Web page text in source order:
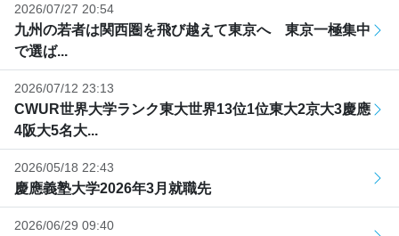
2026/07/27 20:54
九州の若者は関西圏を飛び越えて東京へ 東京一極集中
で選ば...
2026/07/12 23:13
CWUR世界大学ランク東大世界13位1位東大2京大3慶應
4阪大5名大...
2026/05/18 22:43
慶應義塾大学2026年3月就職先
2026/06/29 09:40